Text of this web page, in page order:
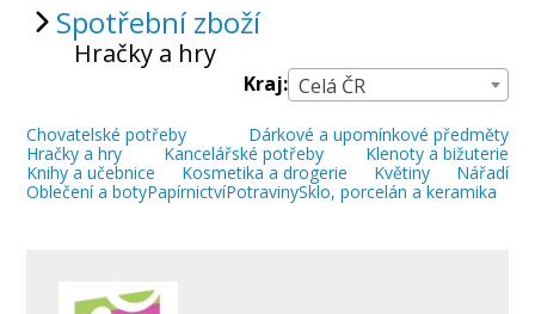
Spotřební zboží
Hračky a hry
Kraj: Celá ČR
Chovatelské potřeby
Dárkové a upomínkové předměty
Hračky a hry
Kancelářské potřeby
Klenoty a bižuterie
Knihy a učebnice
Kosmetika a drogerie Květiny
Nářadí
Oblečení a botyPapírnictvíPotravinySklo, porcelán a keramika